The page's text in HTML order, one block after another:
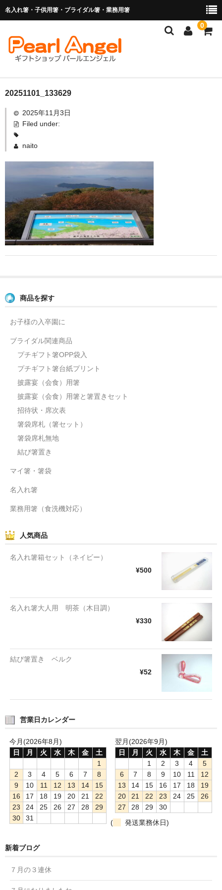
名入れ箸・子供用箸・ブライダル箸・業務用箸
0
商品を探す
お子様の入卒園に
業務用箸（食洗機対応）
マイ箸・箸袋
ご利用ガイド
よくあるご質問
20251101_133629
2025年11月3日
Filed under:
naito
商品を探す
お子様の入卒園に
ブライダル関連商品
プチギフト箸OPP袋入
プチギフト箸台紙プリント
披露宴（会食）用箸
披露宴（会食）用箸と箸置きセット
招待状・席次表
箸袋席札（箸セット）
箸袋席札無地
結び箸置き
マイ箸・箸袋
名入れ箸
業務用箸（食洗機対応）
人気商品
名入れ箸箱セット（ネイビー）
¥500
名入れ箸大人用 明茶（木目調）
¥330
結び箸置き ベルク
¥52
営業日カレンダー
今月(2026年8月)
日
月 火 水 木 金
土
1
2
3 4 5 6 7
8
9
10 11 12 13 14
15
16
17 18 19 20 21
22
23
24 25 26 27 28
29
30
31
翌月(2026年9月)
日
月 火 水 木 金
土
1
2 3 4
5
6
7 8 9 10 11
12
13
14 15 16 17 18
19
20
21 22 23 24 25
26
27
28 29
30
(
発送業務休日)
新着ブログ
７月の３連休